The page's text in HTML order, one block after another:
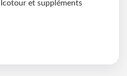
et suppléments